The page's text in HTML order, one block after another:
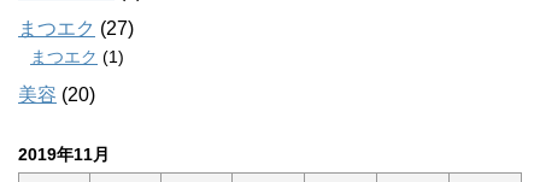
まつエク (27)
まつエク (1)
美容 (20)
2019年11月